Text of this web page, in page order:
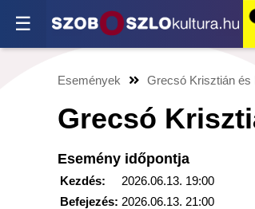
☰
Események Grecsó Krisztián és
Grecsó
Esemény időpontja
Kezdés:
2026.06.13. 19:00
Befejezés: 2026.06.13. 21:00